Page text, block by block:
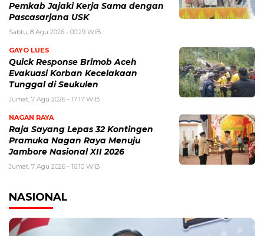
Pemkab Jajaki Kerja Sama dengan
Pascasarjana USK
Sabtu, 8 Agu 2026 - 00:29 WIB
GAYO LUES
Quick Response Brimob Aceh
Evakuasi Korban Kecelakaan
Tunggal di Seukulen
Jumat, 7 Agu 2026 - 17:17 WIB
NAGAN RAYA
Raja Sayang Lepas 32 Kontingen
Pramuka Nagan Raya Menuju
Jambore Nasional XII 2026
Jumat, 7 Agu 2026 - 16:10 WIB
NASIONAL